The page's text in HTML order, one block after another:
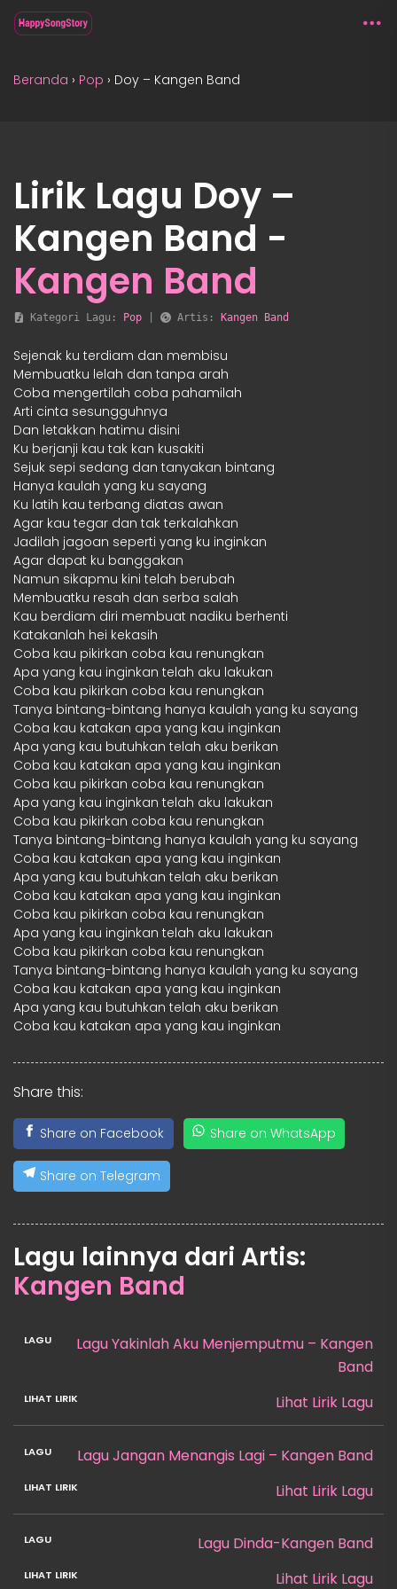
Beranda › Pop › Doy – Kangen Band
Lirik Lagu Doy –
Kangen Band -
Kangen Band
Kategori Lagu: Pop Artis: Kangen Band
Sejenak ku terdiam dan membisu
Membuatku lelah dan tanpa arah
Coba mengertilah coba pahamilah
Arti cinta sesungguhnya
Dan letakkan hatimu disini
Ku berjanji kau tak kan kusakiti
Sejuk sepi sedang dan tanyakan bintang
Hanya kaulah yang ku sayang
Ku latih kau terbang diatas awan
Agar kau tegar dan tak terkalahkan
Jadilah jagoan seperti yang ku inginkan
Agar dapat ku banggakan
Namun sikapmu kini telah berubah
Membuatku resah dan serba salah
Kau berdiam diri membuat nadiku berhenti
Katakanlah hei kekasih
Coba kau pikirkan coba kau renungkan
Apa yang kau inginkan telah aku lakukan
Coba kau pikirkan coba kau renungkan
Tanya bintang-bintang hanya kaulah yang ku sayang
Coba kau katakan apa yang kau inginkan
Apa yang kau butuhkan telah aku berikan
Coba kau katakan apa yang kau inginkan
Coba kau pikirkan coba kau renungkan
Apa yang kau inginkan telah aku lakukan
Coba kau pikirkan coba kau renungkan
Tanya bintang-bintang hanya kaulah yang ku sayang
Coba kau katakan apa yang kau inginkan
Apa yang kau butuhkan telah aku berikan
Coba kau katakan apa yang kau inginkan
Coba kau pikirkan coba kau renungkan
Apa yang kau inginkan telah aku lakukan
Coba kau pikirkan coba kau renungkan
Tanya bintang-bintang hanya kaulah yang ku sayang
Coba kau katakan apa yang kau inginkan
Apa yang kau butuhkan telah aku berikan
Coba kau katakan apa yang kau inginkan
Share this:
Share on Facebook Share on WhatsApp
Share on Telegram
Lagu lainnya dari Artis:
Kangen Band
Lagu Yakinlah Aku Menjemputmu – Kangen
Band
Lihat Lirik Lagu
Lagu Jangan Menangis Lagi – Kangen Band
Lihat Lirik Lagu
Lagu Dinda-Kangen Band
Lihat Lirik Lagu